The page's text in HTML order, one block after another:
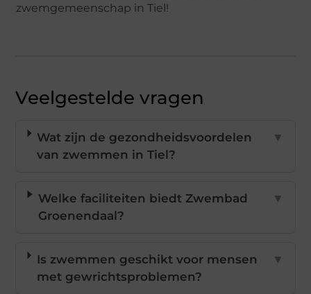
zwemgemeenschap in Tiel!
Veelgestelde vragen
Wat zijn de gezondheidsvoordelen
van zwemmen in Tiel?
▼
Welke faciliteiten biedt Zwembad
Groenendaal?
▼
Is zwemmen geschikt voor mensen
met gewrichtsproblemen?
▼